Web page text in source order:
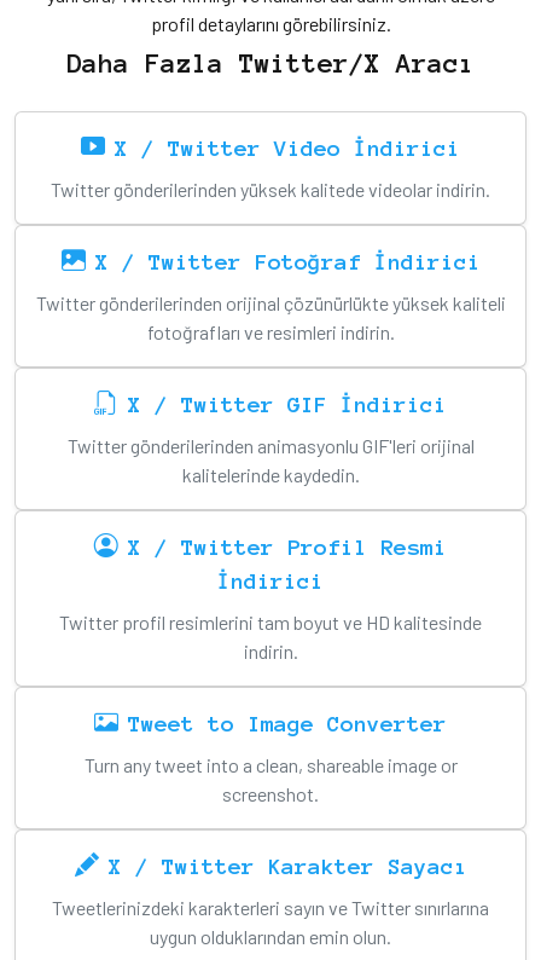
profil detaylarını görebilirsiniz.
Daha Fazla Twitter/X Aracı
X / Twitter Video İndirici
Twitter gönderilerinden yüksek kalitede videolar indirin.
X / Twitter Fotoğraf İndirici
Twitter gönderilerinden orijinal çözünürlükte yüksek kaliteli
fotoğrafları ve resimleri indirin.
X / Twitter GIF İndirici
Twitter gönderilerinden animasyonlu GIF'leri orijinal
kalitelerinde kaydedin.
X / Twitter Profil Resmi
İndirici
Twitter profil resimlerini tam boyut ve HD kalitesinde
indirin.
Tweet to Image Converter
Turn any tweet into a clean, shareable image or
screenshot.
X / Twitter Karakter Sayacı
Tweetlerinizdeki karakterleri sayın ve Twitter sınırlarına
uygun olduklarından emin olun.